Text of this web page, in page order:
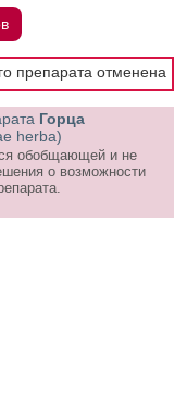
препарата отменена
Горца
herba)
обобщающей и не
о возможности